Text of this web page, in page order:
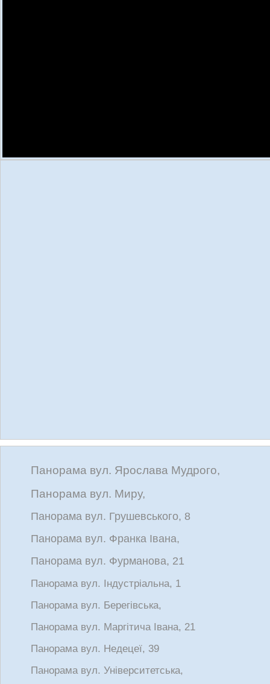
Панорама вул. Ярослава Мудрого,
Панорама вул. Миру,
Панорама вул. Грушевського, 8
Панорама вул. Франка Івана,
Панорама вул. Фурманова, 21
Панорама вул. Індустріальна, 1
Панорама вул. Берегівська,
Панорама вул. Маргітича Івана, 21
Панорама вул. Недецеї, 39
Панорама вул. Університетська,